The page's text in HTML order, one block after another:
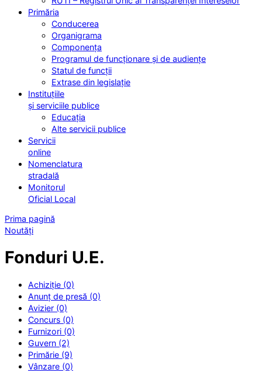
Primăria
Conducerea
Organigrama
Componența
Programul de funcționare și de audiențe
Statul de funcții
Extrase din legislație
Instituțiile
și serviciile publice
Educația
Alte servicii publice
Servicii
online
Nomenclatura
stradală
Monitorul
Oficial Local
Prima pagină
Noutăți
Fonduri U.E.
Achiziție (0)
Anunț de presă (0)
Avizier (0)
Concurs (0)
Furnizori (0)
Guvern (2)
Primărie (9)
Vânzare (0)